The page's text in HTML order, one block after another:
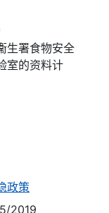
生署食物安全
室的资料计
政策
2019